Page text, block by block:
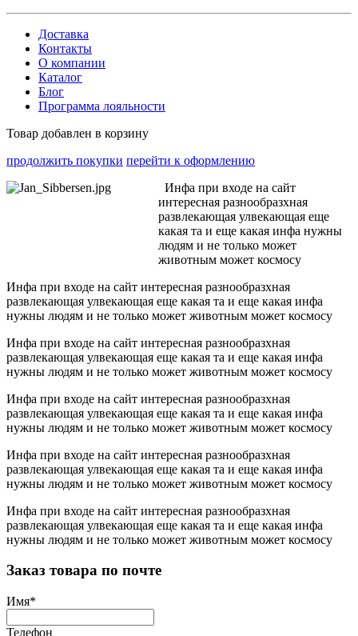
Доставка
Контакты
О компании
Каталог
Блог
Программа лояльности
Товар добавлен в корзину
продолжить покупки перейти к оформлению
Инфа при входе на сайт
интересная разнообразхная
развлекающая улвекающая еще
какая та и еще какая инфа нужны
людям и не только может
животным может космосу
Инфа при входе на сайт интересная разнообразхная
развлекающая улвекающая еще какая та и еще какая инфа
нужны людям и не только может животным может космосу
Инфа при входе на сайт интересная разнообразхная
развлекающая улвекающая еще какая та и еще какая инфа
нужны людям и не только может животным может космосу
Инфа при входе на сайт интересная разнообразхная
развлекающая улвекающая еще какая та и еще какая инфа
нужны людям и не только может животным может космосу
Инфа при входе на сайт интересная разнообразхная
развлекающая улвекающая еще какая та и еще какая инфа
нужны людям и не только может животным может космосу
Инфа при входе на сайт интересная разнообразхная
развлекающая улвекающая еще какая та и еще какая инфа
нужны людям и не только может животным может космосу
Заказ товара по почте
Имя*
Телефон